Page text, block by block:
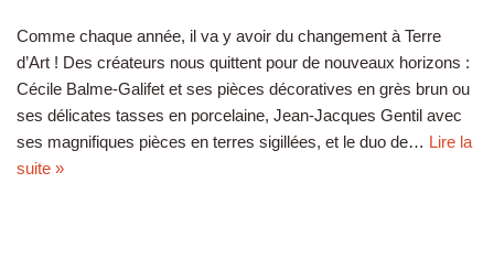
Comme chaque année, il va y avoir du changement à Terre
d’Art ! Des créateurs nous quittent pour de nouveaux horizons :
Cécile Balme-Galifet et ses pièces décoratives en grès brun ou
ses délicates tasses en porcelaine, Jean-Jacques Gentil avec
ses magnifiques pièces en terres sigillées, et le duo de… Lire la
suite »